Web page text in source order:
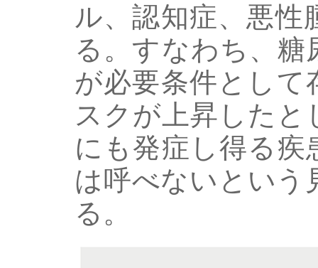
ル、認知症、悪性
る。すなわち、糖
が必要条件として
スクが上昇したと
にも発症し得る疾
は呼べないという
る。